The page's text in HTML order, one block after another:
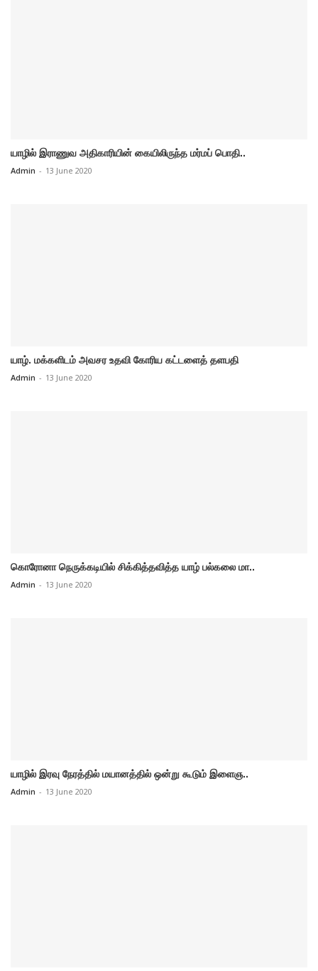
யாழில் இராணுவ அதிகாரியின் கையிலிருந்த மர்மப் பொதி..
Admin - 13 June 2020
யாழ். மக்களிடம் அவசர உதவி கோரிய கட்டளைத் தளபதி
Admin - 13 June 2020
கொரோனா நெருக்கடியில் சிக்கித்தவித்த யாழ் பல்கலை மா..
Admin - 13 June 2020
யாழில் இரவு நேரத்தில் மயானத்தில் ஒன்று கூடும் இளைஞ..
Admin - 13 June 2020